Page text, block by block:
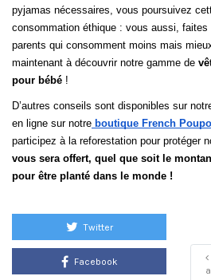
pyjamas nécessaires, vous poursuivez
consommation éthique : vous aussi, faites
parents qui consomment moins mais
maintenant à découvrir notre gamme de
pour bébé !
D’autres conseils sont disponibles sur
en ligne sur notre boutique French
participez à la reforestation pour protéger
vous sera offert, quel que soit le
pour être planté dans le monde !
Twitter
Facebook